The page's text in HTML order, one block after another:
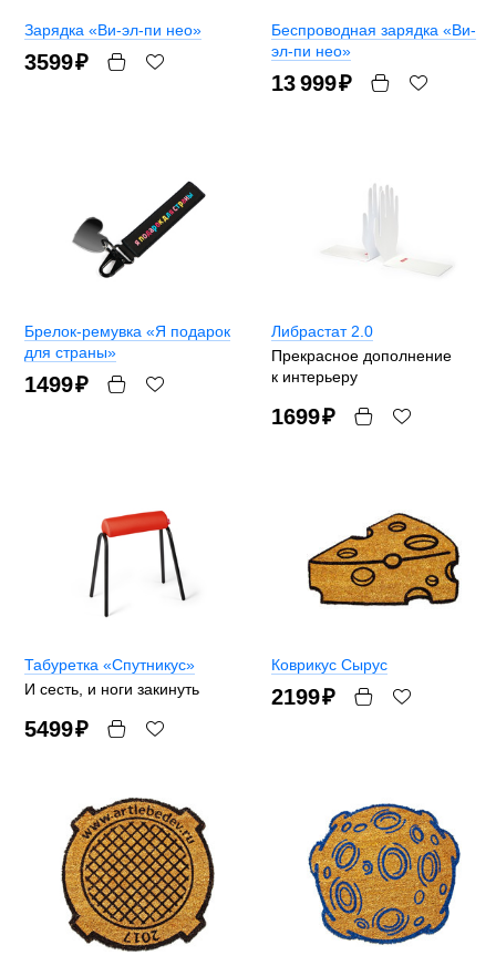
Зарядка «Ви-эл-пи нео»
3599₽
Беспроводная зарядка «Ви-
эл-пи нео»
13 999₽
Брелок-ремувка «Я подарок
для страны»
1499₽
Либрастат 2.0
Прекрасное дополнение
к интерьеру
1699₽
Табуретка «Спутникус»
И сесть, и ноги закинуть
5499₽
Коврикус Сырус
2199₽